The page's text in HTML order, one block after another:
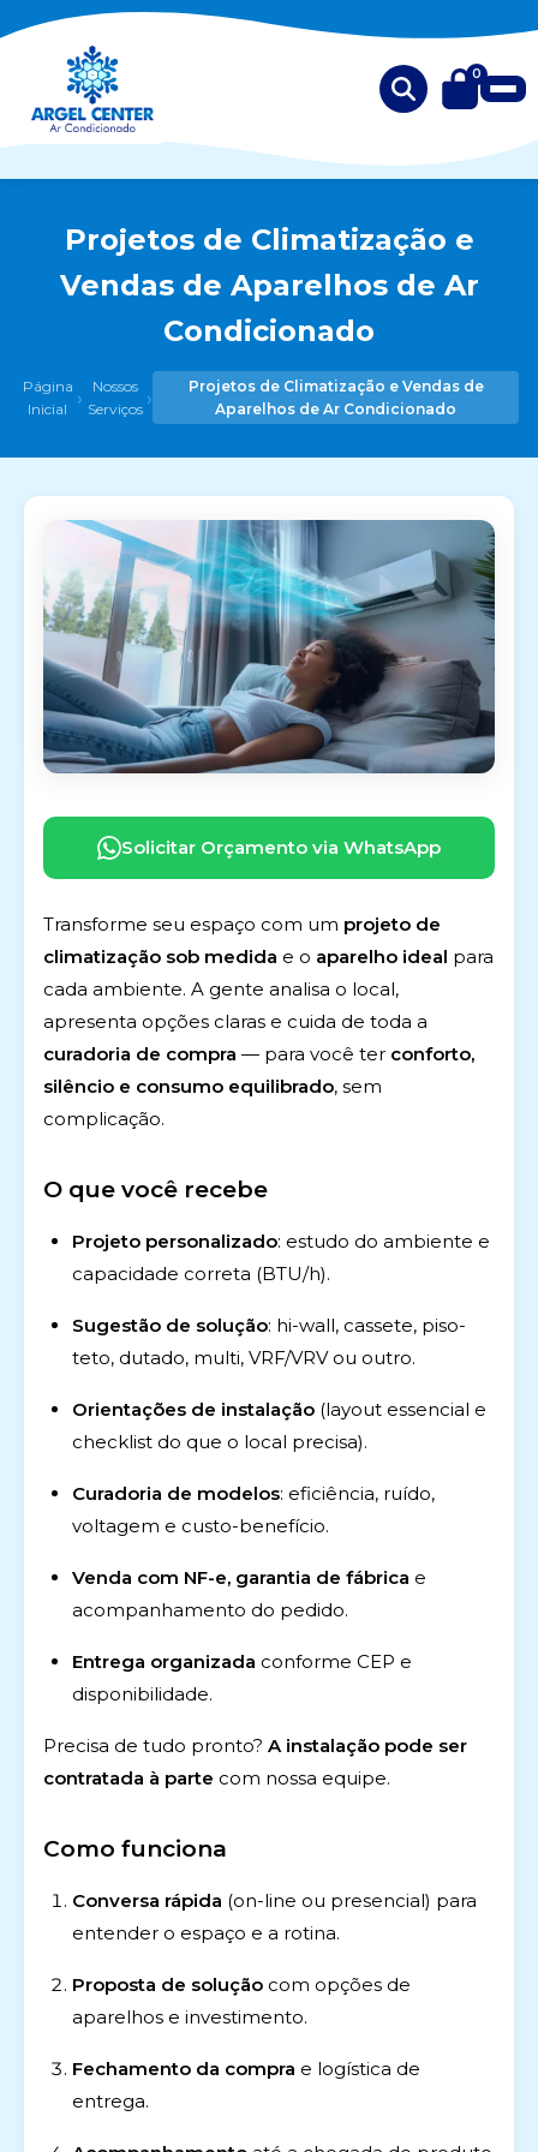
0
Projetos de Climatização e
Vendas de Aparelhos de Ar
Condicionado
Página
Inicial
›
Nossos
Serviços ›
Projetos de Climatização e Vendas de
Aparelhos de Ar Condicionado
Solicitar Orçamento via WhatsApp
Transforme seu espaço com um projeto de
climatização sob medida e o aparelho ideal para
cada ambiente. A gente analisa o local,
apresenta opções claras e cuida de toda a
curadoria de compra — para você ter conforto,
silêncio e consumo equilibrado, sem
complicação.
O que você recebe
Projeto personalizado: estudo do ambiente e
capacidade correta (BTU/h).
Sugestão de solução: hi-wall, cassete, piso-
teto, dutado, multi, VRF/VRV ou outro.
Orientações de instalação (layout essencial e
checklist do que o local precisa).
Curadoria de modelos: eficiência, ruído,
voltagem e custo-benefício.
Venda com NF-e, garantia de fábrica e
acompanhamento do pedido.
Entrega organizada conforme CEP e
disponibilidade.
Precisa de tudo pronto? A instalação pode ser
contratada à parte com nossa equipe.
Como funciona
Conversa rápida (on-line ou presencial) para
entender o espaço e a rotina.
Proposta de solução com opções de
aparelhos e investimento.
Fechamento da compra e logística de
entrega.